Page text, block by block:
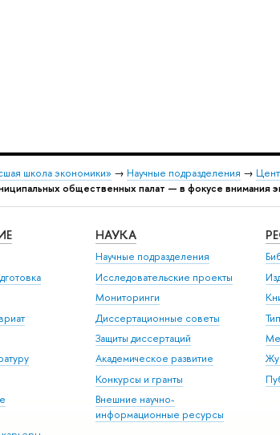
школа экономики» → Научные подразделения →
общественных палат — в фокусе внимания
НАУКА
Научные подразделения
Исследовательские проекты
Мониторинги
Диссертационные советы
Защиты диссертаций
Академическое развитие
Конкурсы и гранты
Внешние научно-
информационные ресурсы